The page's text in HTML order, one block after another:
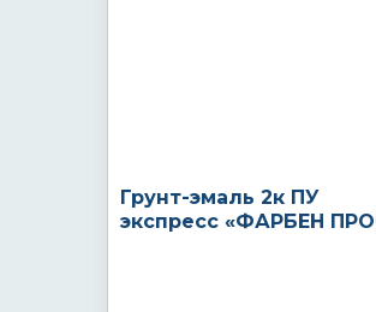
Грунт-эмаль 2к ПУ
экспресс «ФАРБЕН